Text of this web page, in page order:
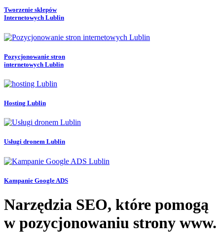
Tworzenie sklepów
Internetowych Lublin
Pozycjonowanie stron
internetowych Lublin
Hosting Lublin
Usługi dronem Lublin
Kampanie Google ADS
Narzędzia SEO, które pomogą
w pozycjonowaniu strony www.